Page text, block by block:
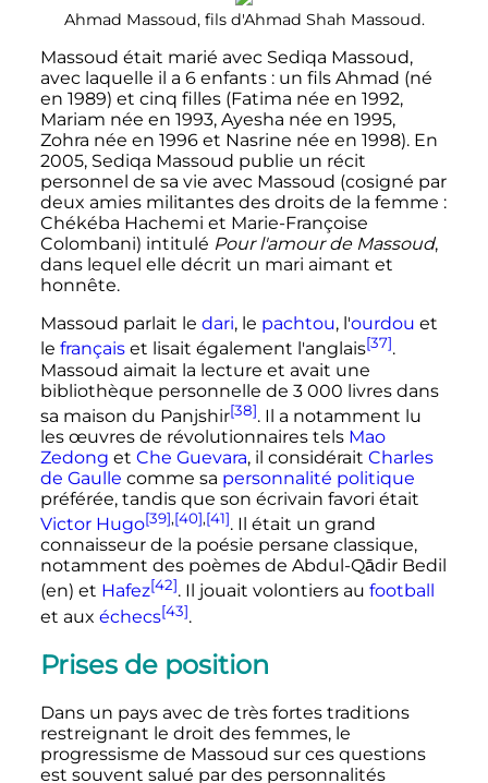
Ahmad Massoud, fils d'Ahmad Shah Massoud.
Massoud était marié avec Sediqa Massoud,
avec laquelle il a 6 enfants : un fils Ahmad (né
en 1989) et cinq filles (Fatima née en 1992,
Mariam née en 1993, Ayesha née en 1995,
Zohra née en 1996 et Nasrine née en 1998). En
2005, Sediqa Massoud publie un récit
personnel de sa vie avec Massoud (cosigné par
deux amies militantes des droits de la femme :
Chékéba Hachemi et Marie-Françoise
Colombani) intitulé Pour l'amour de Massoud,
dans lequel elle décrit un mari aimant et
honnête.
Massoud parlait le dari, le pachtou, l'ourdou et
le françaiset lisait également l'anglais[37].
Massoud aimait la lecture et avait une
bibliothèque personnelle de 3 000 livresdans
sa maison du Panjshir[38]. Il a notamment lu
les œuvres de révolutionnaires tels Mao
Zedong et Che Guevara, il considérait Charles
de Gaulle comme sa personnalité politique
préférée, tandis que son écrivain favori était
Victor Hugo[39],[40],[41]. Il était un grand
connaisseur de la poésie persane classique,
notamment des poèmes de Abdul-Qādir Bedil
(en) et Hafez[42]. Il jouait volontiers au football
et aux échecs[43].
Prises de position
Dans un pays avec de très fortes traditions
restreignant le droit des femmes, le
progressisme de Massoud sur ces questions
est souvent salué par des personnalités